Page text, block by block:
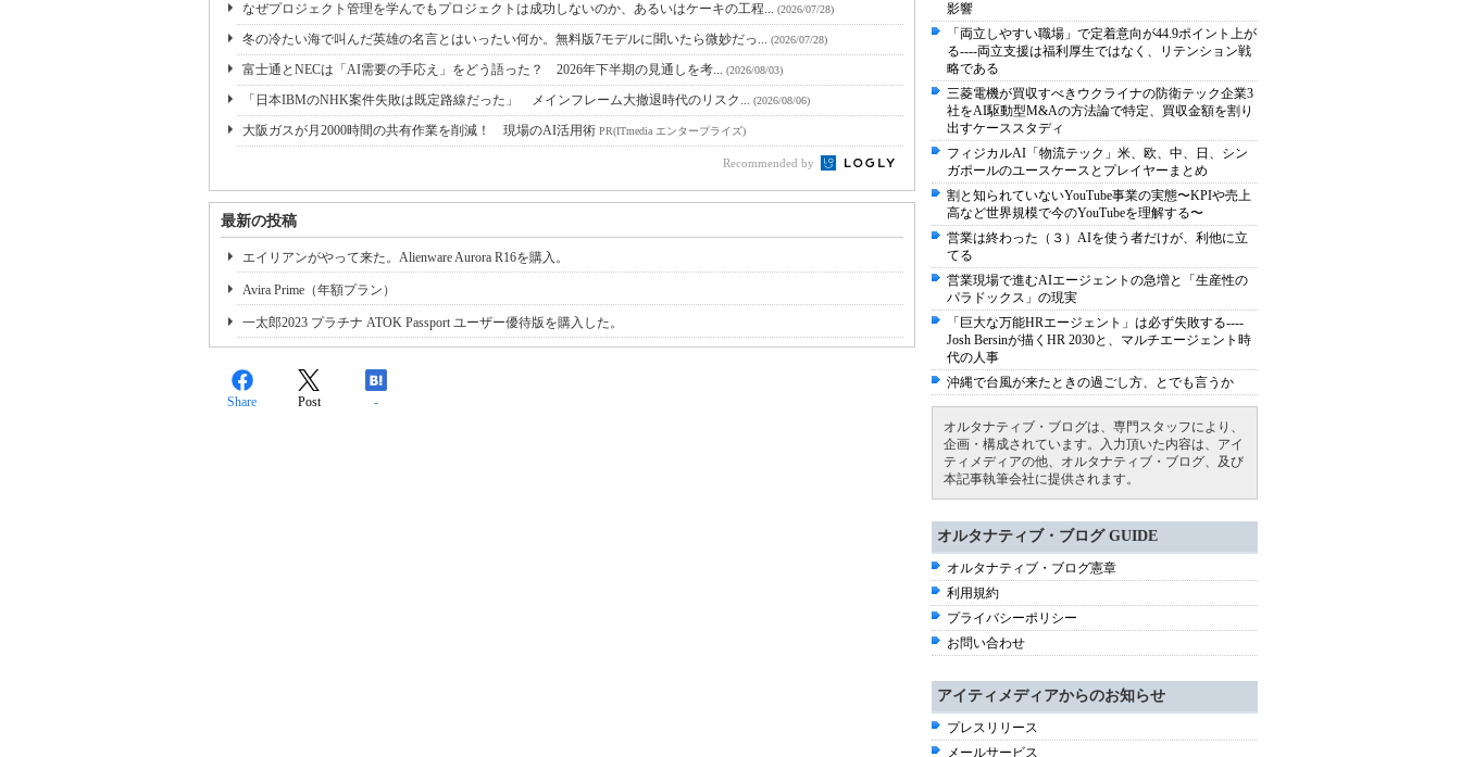
なぜプロジェクト管理を学んでもプロジェクトは成功しないのか、あるいはケーキの工程... (2026/07/28)
冬の冷たい海で叫んだ英雄の名言とはいったい何か。無料版7モデルに聞いたら微妙だっ... (2026/07/28)
富士通とNECは「AI需要の手応え」をどう語った？ 2026年下半期の見通しを考... (2026/08/03)
「日本IBMのNHK案件失敗は既定路線だった」 メインフレーム大撤退時代のリスク... (2026/08/06)
大阪ガスが月2000時間の共有作業を削減！ 現場のAI活用術 PR(ITmedia エンタープライズ)
Recommended by
最新の投稿
エイリアンがやって来た。Alienware Aurora R16を購入。
Avira Prime（年額プラン）
一太郎2023 プラチナ ATOK Passport ユーザー優待版を購入した。
Share Post -
影響
「両立しやすい職場」で定着意向が44.9ポイント上が
る----両立支援は福利厚生ではなく、リテンション戦
略である
三菱電機が買収すべきウクライナの防衛テック企業3
社をAI駆動型M&Aの方法論で特定、買収金額を割り
出すケーススタディ
フィジカルAI「物流テック」米、欧、中、日、シン
ガポールのユースケースとプレイヤーまとめ
割と知られていないYouTube事業の実態〜KPIや売上
高など世界規模で今のYouTubeを理解する〜
営業は終わった（３）AIを使う者だけが、利他に立
てる
営業現場で進むAIエージェントの急増と「生産性の
パラドックス」の現実
「巨大な万能HRエージェント」は必ず失敗する----
Josh Bersinが描くHR 2030と、マルチエージェント時
代の人事
沖縄で台風が来たときの過ごし方、とでも言うか
オルタナティブ・ブログは、専門スタッフにより、
企画・構成されています。入力頂いた内容は、アイ
ティメディアの他、オルタナティブ・ブログ、及び
本記事執筆会社に提供されます。
オルタナティブ・ブログ GUIDE
オルタナティブ・ブログ憲章
利用規約
プライバシーポリシー
お問い合わせ
アイティメディアからのお知らせ
プレスリリース
メールサービス